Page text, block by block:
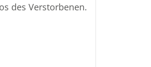
des Verstorbenen.